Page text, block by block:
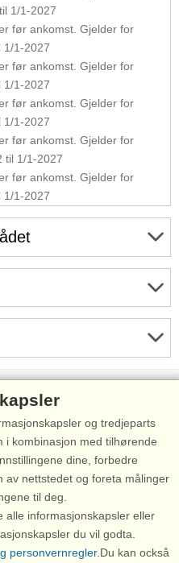
1/1-2027
før ankomst. Gjelder for
1/1-2027
før ankomst. Gjelder for
1/1-2027
før ankomst. Gjelder for
1/1-2027
før ankomst. Gjelder for
til 1/1-2027
før ankomst. Gjelder for
1/1-2027
Om
Før ferien
Ditt opphold
Før hjemreisen
Verdt å vite
Profil
og tredjeparts
i kombinasjon med tilhørende
dine, forbedre
av nettstedet og foreta målinger
til deg.
alle informasjonskapsler eller
du vil godta.
personvernregler.Du kan också